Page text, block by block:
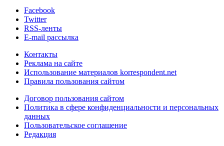
Facebook
Twitter
RSS-ленты
E-mail рассылка
Контакты
Реклама на сайте
Использование материалов korrespondent.net
Правила пользования сайтом
Договор пользования сайтом
Политика в сфере конфиденциальности и персональных
данных
Пользовательское соглашение
Редакция